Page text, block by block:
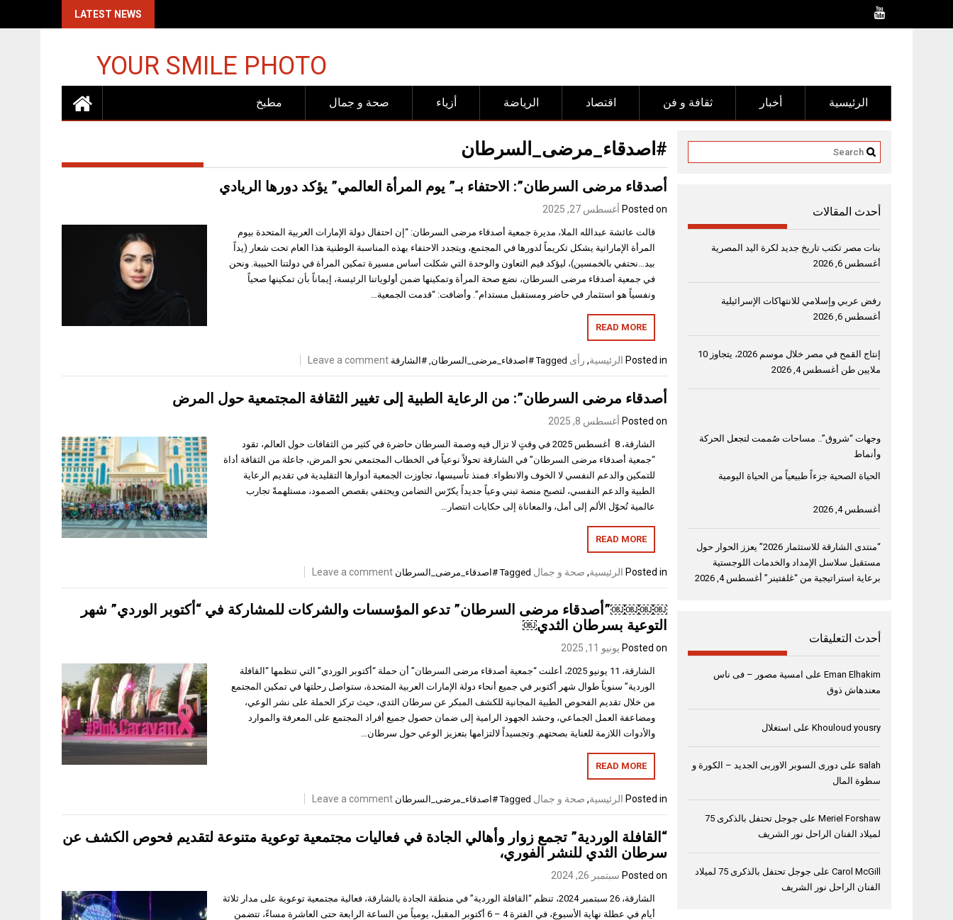
LATEST NEWS
YOUR SMILE PHOTO
مطبخ صحة و جمال أزياء الرياضة اقتصاد ثقافة و فن أخبار الرئيسية
#اصدقاء_مرضى_السرطان
أصدقاء مرضى السرطان”: الاحتفاء بـ” يوم المرأة العالمي” يؤكد دورها الريادي
Posted on أغسطس 27, 2025
قالت عائشة عبدالله الملا، مديرة جمعية أصدقاء مرضى السرطان: “إن احتفال دولة الإمارات العربية المتحدة بيوم
المرأة الإماراتية يشكل تكريماً لدورها في المجتمع، ويتجدد الاحتفاء بهذه المناسبة الوطنية هذا العام تحت شعار (يداً
بيد…نحتفي بالخمسين)، ليؤكد قيم التعاون والوحدة التي شكلت أساس مسيرة تمكين المرأة في دولتنا الحبيبة. ونحن
في جمعية أصدقاء مرضى السرطان، نضع صحة المرأة وتمكينها ضمن أولوياتنا الرئيسة، إيماناً بأن تمكينها صحياً
ونفسياً هو استثمار في حاضر ومستقبل مستدام”. وأضافت: “قدمت الجمعية…
READ MORE
Posted in الرئيسية, رأى Tagged #اصدقاء_مرضى_السرطان, #الشارقة Leave a comment
أصدقاء مرضى السرطان”: من الرعاية الطبية إلى تغيير الثقافة المجتمعية حول المرض
Posted on أغسطس 8, 2025
الشارقة، 8 أغسطس 2025 في وقتٍ لا تزال فيه وصمة السرطان حاضرة في كثير من الثقافات حول العالم، تقود
“جمعية أصدقاء مرضى السرطان” في الشارقة تحولاً نوعياً في الخطاب المجتمعي نحو المرض، جاعلة من الثقافة أداة
للتمكين والدعم النفسي لا الخوف والانطواء. فمنذ تأسيسها، تجاوزت الجمعية أدوارها التقليدية في تقديم الرعاية
الطبية والدعم النفسي، لتصبح منصة تبني وعياً جديداً يكرّس التضامن ويحتفي بقصص الصمود، مستلهمةً تجارب
عالمية تُحوّل الألم إلى أمل، والمعاناة إلى حكايات انتصار…
READ MORE
Posted in الرئيسية, صحة و جمال Tagged #اصدقاء_مرضى_السرطان Leave a comment
￼￼￼￼”أصدقاء مرضى السرطان” تدعو المؤسسات والشركات للمشاركة في “أكتوبر الوردي” شهر
التوعية بسرطان الثدي￼
Posted on يونيو 11, 2025
الشارقة، 11 يونيو 2025، أعلنت “جمعية أصدقاء مرضى السرطان” أن حملة “أكتوبر الوردي” التي تنظمها “القافلة
الوردية” سنوياً طوال شهر أكتوبر في جميع أنحاء دولة الإمارات العربية المتحدة، ستواصل رحلتها في تمكين المجتمع
من خلال تقديم الفحوص الطبية المجانية للكشف المبكر عن سرطان الثدي، حيث تركز الحملة على نشر الوعي،
ومضاعفة العمل الجماعي، وحشد الجهود الرامية إلى ضمان حصول جميع أفراد المجتمع على المعرفة والموارد
والأدوات اللازمة للعناية بصحتهم. وتجسيداً لالتزامها بتعزيز الوعي حول سرطان…
READ MORE
Posted in الرئيسية, صحة و جمال Tagged #اصدقاء_مرضى_السرطان Leave a comment
“القافلة الوردية” تجمع زوار وأهالي الجادة في فعاليات مجتمعية توعوية متنوعة لتقديم فحوص الكشف عن
سرطان الثدي للنشر الفوري،
Posted on سبتمبر 26, 2024
الشارقة، 26 سبتمبر 2024، تنظم “القافلة الوردية” في منطقة الجادة بالشارقة، فعالية مجتمعية توعوية على مدار ثلاثة
أيام في عطلة نهاية الأسبوع، في الفترة 4 – 6 أكتوبر المقبل، يومياً من الساعة الرابعة حتى العاشرة مساءً، تتضمن
أحدث المقالات
بنات مصر تكتب تاريخ جديد لكرة اليد المصرية
أغسطس 6, 2026
رفض عربي وإسلامي للانتهاكات الإسرائيلية
أغسطس 6, 2026
إنتاج القمح في مصر خلال موسم 2026، يتجاوز 10
ملايين طن أغسطس 4, 2026
وجهات “شروق”.. مساحات صُممت لتجعل الحركة
وأنماط
الحياة الصحية جزءاً طبيعياً من الحياة اليومية
أغسطس 4, 2026
“منتدى الشارقة للاستثمار 2026” يعزز الحوار حول
مستقبل سلاسل الإمداد والخدمات اللوجستية
برعاية استراتيجية من “غلفتينر” أغسطس 4, 2026
أحدث التعليقات
Eman Elhakim على امسية مصور – فى ناس
معندهاش ذوق
Khouloud yousry على استغلال
salah على دورى السوبر الاوربى الجديد – الكورة و
سطوة المال
Meriel Forshaw على
جوجل تحتفل بالذكرى 75
لميلاد الفنان الراحل نور الشريف
Carol McGill على
جوجل تحتفل بالذكرى 75 لميلاد
الفنان الراحل نور الشريف